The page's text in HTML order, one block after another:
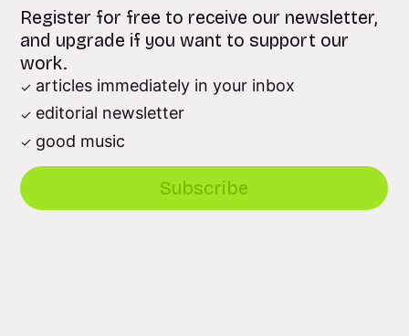
Register for free to receive our newsletter,
and upgrade if you want to support our
work.
articles immediately in your inbox
editorial newsletter
good music
Subscribe